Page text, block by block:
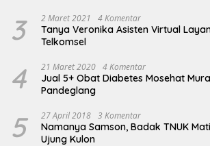
3 2 Maret 2021 4 Komentar
Tanya Veronika Asisten Virtual
Telkomsel
4 21 Maret 2020 4 Komentar
Jual 5+ Obat Diabetes Mosehat
Pandeglang
5 27 April 2018 3 Komentar
Namanya Samson, Badak TNUK
Ujung Kulon